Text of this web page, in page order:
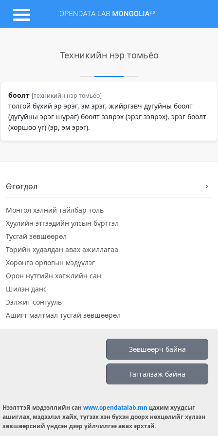
Техникийн нэр томьёо
боолт [техникийн нэр томьёо]
толгой бүхий эр эрэг, эм эрэг, жийргэвч дугуйны боолт
(дугуйны эрэг шураг) боолт зэврэх (эрэг зэврэх), эрэг боолт
(хоршоо үг) (эр, эм эрэг).
Өгөгдөл
Монгол хэлний тайлбар толь
Хуулийн этгээдийн улсын бүртгэл
Тусгай зөвшөөрөл
Төрийн худалдан авах ажиллагаа
Хөрөнгө орлогын мэдүүлэг
Орон нутгийн хөгжлийн сан
Шилэн данс
Ээлжит сонгууль
Ашигт малтмал тусгай зөвшөөрөл
info@opendatalab.mn
© 2026 OPENDATA LAB MONGOLIA.
Зөвшөөрч байна
Татгалзаж байна
Нээлттэй мэдээллийн сан www.opendatalab.mn цахим хуудсыг
ашиглах, мэдээлэл хайх, түгээх хэн бүхэн доорх нөхцөлийг хүлээн
зөвшөөрсний үндсэн дээр үйлчилгээ авах эрхтэй.